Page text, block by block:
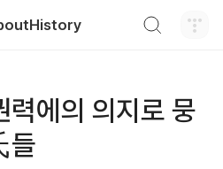
력에의 의지로 뭉
들